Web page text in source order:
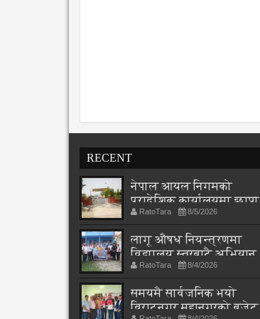
RECENT
नेपाल आयल निगमको
प्रादेशिक कार्यालयमा छापा
RatoTara 8/5/2026
लागू औषध नियन्त्रणमा
विद्यालय स्तरबाटै अभियान
शुरुRatoTara 8/4/2026
समयमै सार्वजनिक भयो
विराटनगर महानगरको बजेट